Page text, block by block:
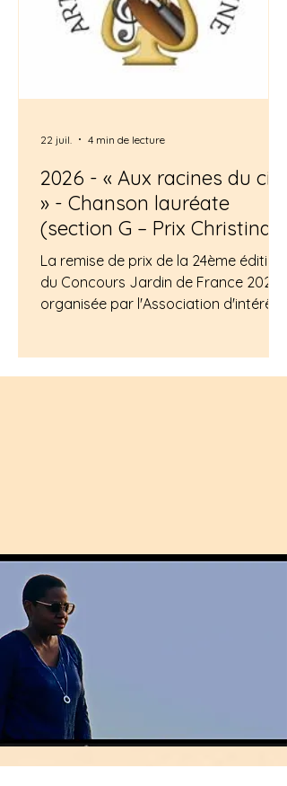
(environ 150 lei roumains
2026 - « Aux racines du ciel
» - Chanson lauréate
(section G – Prix Christina
Goh) des Prix littéraires
Jardin de France
La remise de prix de la 24ème édition
du Concours Jardin de France 2026,
organisée par l'Association d'intérêt
22 juil. 4 min de lecture